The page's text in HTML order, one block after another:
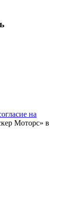
на
Моторс» в